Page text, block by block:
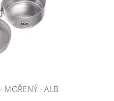
MOŘENÝ - ALB